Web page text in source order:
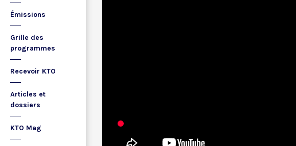
Émissions
Grille des
programmes
Recevoir KTO
Articles et
dossiers
KTO Mag